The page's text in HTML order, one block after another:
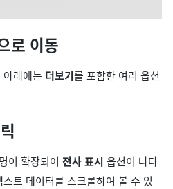
로 이동
아래에는 더보기 를 포함한 여러 옵션
이 확장되어 전사 표시 옵션이 나타
트 데이터를 스크롤하여 볼 수 있